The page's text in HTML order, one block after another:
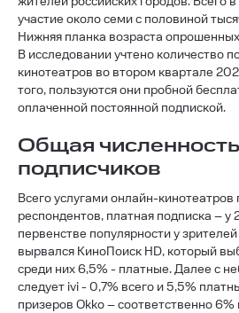
участие около семи с половиной
Нижняя планка возраста
В исследовании учтено количество
кинотеатров во втором квартале
того, пользуются они пробной
оплаченной постоянной подпиской.
Общая численность
подписчиков
Всего услугами онлайн-кинотеатров
респондентов, платная подписка –
первенстве популярности у
вырвался КиноПоиск HD, который
среди них 6,5% - платные. Далее с
следует ivi - 0,7% всего и 5,5%
призеров Okko – соответственно 6%